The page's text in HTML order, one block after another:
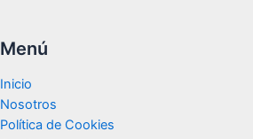
Menú
Inicio
Nosotros
Política de Cookies